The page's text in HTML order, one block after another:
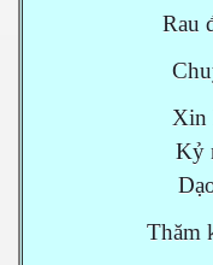
Rau
Xin
Kỷ
Thăm